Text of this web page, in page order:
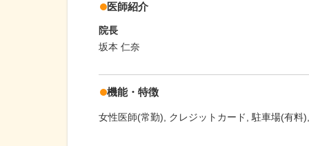
医師紹介
院長
坂本 仁奈
機能・特徴
女性医師(常勤) クレジットカード 駐車場(有料)